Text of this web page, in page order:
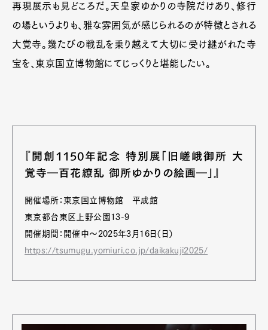
Pen Membership
Magazine
Contact
Pen Meet
Pen international Pen tw
再現展示も見どころだ。天皇家ゆかりの寺院だけあり、修行
の場というよりも、雅な雰囲気が感じられるのが特徴とされる
大覚寺。幾たびの戦乱を乗り越えて大切に受け継がれた寺
宝を、東京国立博物館にてじっくりと堪能したい。
『開創1150年記念 特別展「旧嵯峨御所 大
覚寺―百花繚乱 御所ゆかりの絵画―」』
開催場所：東京国立博物館 平成館
東京都台東区上野公園13-9
開催期間：開催中〜2025年3月16日（日）
https://tsumugu.yomiuri.co.jp/daikakuji2025/